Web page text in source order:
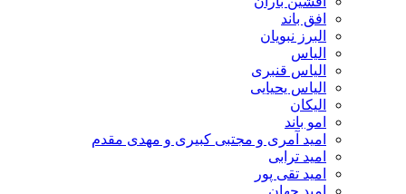
افق باند
البرز نبویان
الیاس
الیاس قنبرى
الیاس یحیایی
الیکان
امو باند
امید آمری و مجتبی کبیری و مهدى مقدم
امید ترابی
امید تقی پور